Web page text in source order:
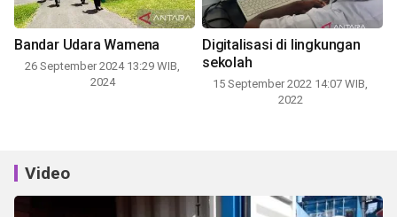
Bandar Udara Wamena
26 September 2024 13:29 WIB,
2024
Digitalisasi di lingkungan
sekolah
15 September 2022 14:07 WIB,
2022
Video